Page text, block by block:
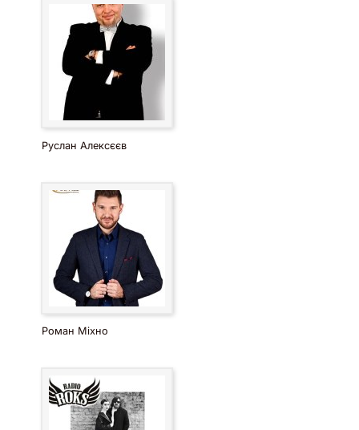
Єрьоменко — гідний вибір для вашого заходу в Києві.
Руслан Алексєєв
Роман Міхно